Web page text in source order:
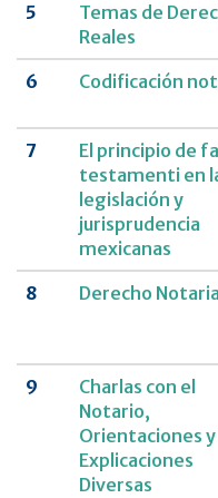
5
Temas de
Reales
6 Codificación
7
El principio de
testamenti en
legislación y
jurisprudencia
mexicanas
8 Derecho Notarial
9
Charlas con el
Notario,
Orientaciones y
Explicaciones
Diversas